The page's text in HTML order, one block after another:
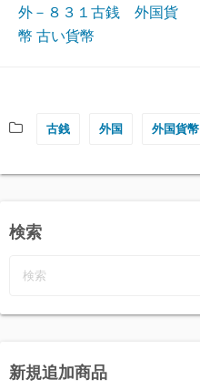
外－８３１古銭 外国貨
幣 古い貨幣
古銭 外国 外国貨幣
検索
新規追加商品